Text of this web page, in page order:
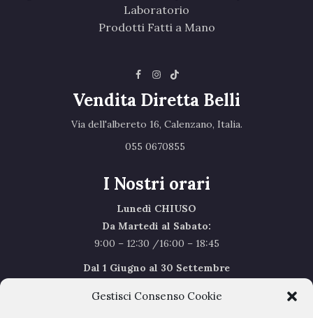
Gestisci Consenso Cookie
Laboratorio
Prodotti Fatti a Mano
Vendita Diretta Belli
Via dell'albereto 16, Calenzano, Italia.‎
055 0670855 ‎
I Nostri orari
Lunedì CHIUSO
Da Martedi al Sabato:
9:00 – 12:30 /16:00 – 18:45
Dal 1 Giugno al 30 Settembre
Sabato Agosto Chiusi